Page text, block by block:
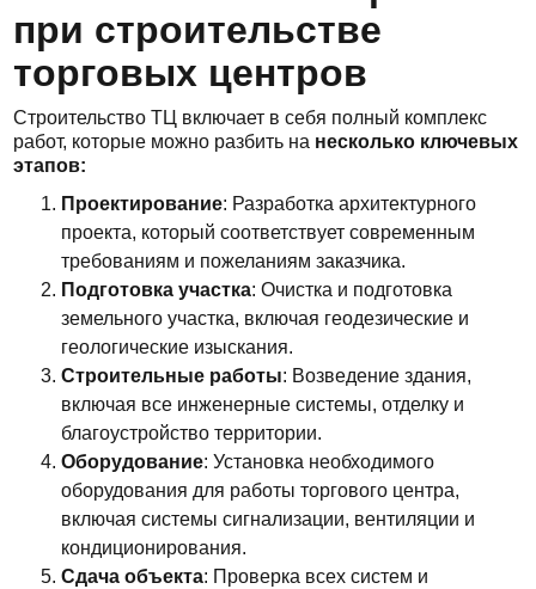
при строительстве
торговых центров
Строительство ТЦ включает в себя полный комплекс
работ, которые можно разбить на несколько ключевых
этапов:
Проектирование: Разработка архитектурного
проекта, который соответствует современным
требованиям и пожеланиям заказчика.
Подготовка участка: Очистка и подготовка
земельного участка, включая геодезические и
геологические изыскания.
Строительные работы: Возведение здания,
включая все инженерные системы, отделку и
благоустройство территории.
Оборудование: Установка необходимого
оборудования для работы торгового центра,
включая системы сигнализации, вентиляции и
кондиционирования.
Сдача объекта: Проверка всех систем и